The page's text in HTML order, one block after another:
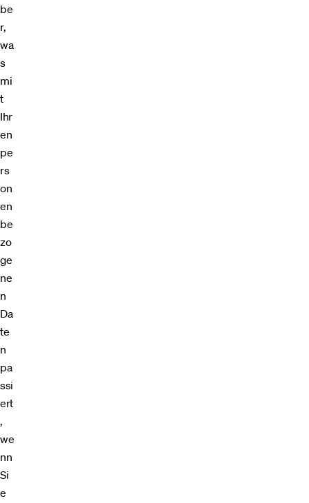
be
r,
wa
s
mi
t
Ihr
en
pe
rs
on
en
be
zo
ge
ne
n
Da
te
n
pa
ssi
ert
,
we
nn
Si
e